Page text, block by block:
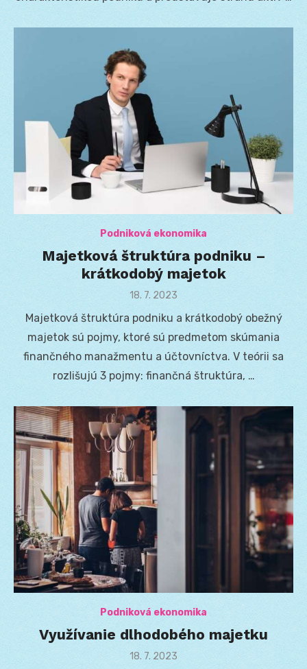
Podniková ekonomika
Majetková štruktúra podniku –
krátkodobý majetok
Posted
18. 7. 2023
Majetková štruktúra podniku a krátkodobý obežný
majetok sú pojmy, ktoré sú predmetom skúmania
finančného manažmentu a účtovníctva. V teórii sa
rozlišujú 3 pojmy: finančná štruktúra, …
Podniková ekonomika
Využívanie dlhodobého majetku
Posted
18. 7. 2023